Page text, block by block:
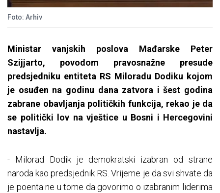
Foto: Arhiv
Ministar vanjskih poslova Mađarske Peter
Szijjarto, povodom pravosnažne presude
predsjedniku entiteta RS Miloradu Dodiku kojom
je osuđen na godinu dana zatvora i šest godina
zabrane obavljanja političkih funkcija, rekao je da
se politički lov na vještice u Bosni i Hercegovini
nastavlja.
- Milorad Dodik je demokratski izabran od strane
naroda kao predsjednik RS. Vrijeme je da svi shvate da
je poenta ne u tome da govorimo o izabranim liderima